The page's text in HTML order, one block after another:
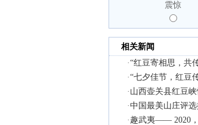
震惊
相关新闻
·“红豆寄相思，共
·“七夕佳节，红豆
· 山西壶关县红豆
·中国最美山庄评
· 趣武夷—— 2020，